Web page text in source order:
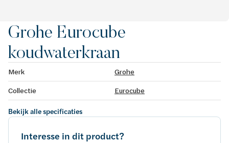
Grohe Eurocube
koudwaterkraan
Merk
Grohe
Collectie
Eurocube
Bekijk alle specificaties
Interesse in dit product?